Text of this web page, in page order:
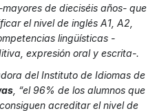
de dieciséis años- que
el nivel de inglés A1, A2,
lingüísticas -
expresión oral y escrita-.
del Instituto de Idiomas de
, “el 96% de los alumnos que
acreditar el nivel de